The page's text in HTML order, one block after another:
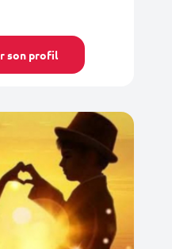
son profil